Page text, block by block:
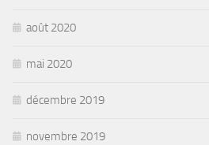
août 2020
mai 2020
décembre 2019
novembre 2019